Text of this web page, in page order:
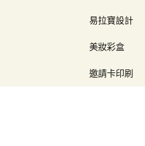
易拉寶設計
美妝彩盒
邀請卡印刷